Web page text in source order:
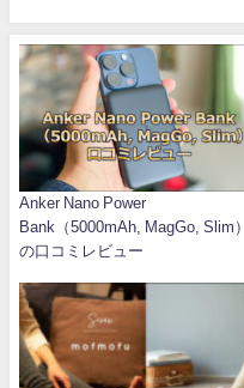
Anker Nano Power
Bank（5000mAh, MagGo, Slim）
の口コミレビュー